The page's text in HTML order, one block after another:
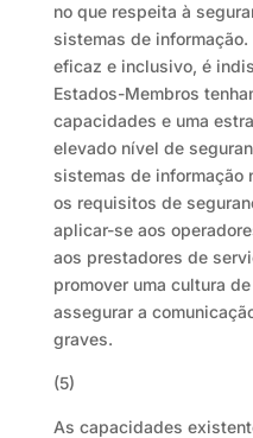
no que respeita à
sistemas de
eficaz e inclusivo, é
Estados-Membros
capacidades e uma
elevado nível de
sistemas de informação
os requisitos de
aplicar-se aos
aos prestadores de
promover uma cultura
assegurar a
graves.
(5)
As capacidades